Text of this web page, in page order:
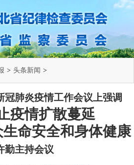
> 头条新闻 >
冠肺炎疫情工作会议上强调
疫情扩散蔓延
命安全和身体健康
勤主持会议